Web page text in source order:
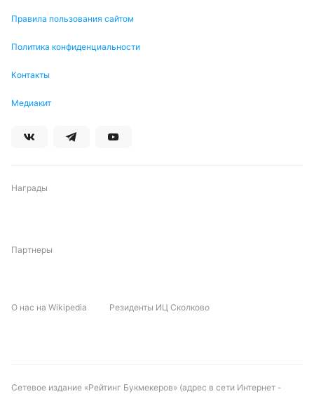
сервисе «VK Видео» и на телеканале «Мяч». Матч
контора«Леон».
Автор
Правила пользования сайтом
Политика конфиденциальности
Контакты
Медиакит
Награды
Партнеры
О нас на Wikipedia Резиденты ИЦ Сколково
Сетевое издание «Рейтинг Букмекеров» (адрес в сети Интернет -